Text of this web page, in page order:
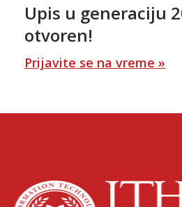
Upis u generaciju
otvoren!
Prijavite se na vreme »